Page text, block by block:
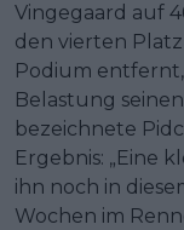
Vingegaard auf
den vierten
Podium
Belastung
bezeichnete
Ergebnis: „Eine
ihn noch in
Wochen im